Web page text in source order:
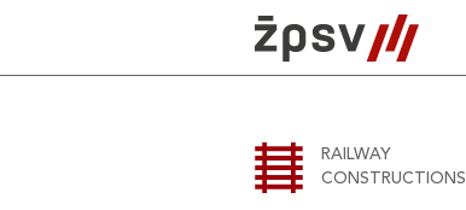
RAILWAY
CONSTRUCTIONS